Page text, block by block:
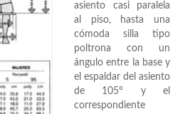
asiento casi paralela
al piso, hasta una
cómoda silla tipo
poltrona con un
ángulo entre la base y
el espaldar del asiento
de 105° y el
correspondiente